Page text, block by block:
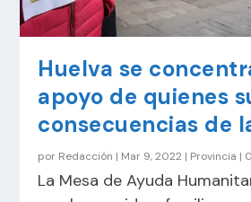
Huelva se
apoyo de quienes
consecuencias de
por Redacción | Mar 9, 2022 | Provincia |
La Mesa de Ayuda